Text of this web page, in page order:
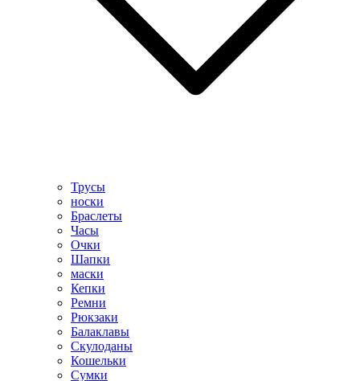
Трусы
носки
Браслеты
Часы
Очки
Шапки
маски
Кепки
Ремни
Рюкзаки
Балаклавы
Скулоданы
Кошельки
Сумки